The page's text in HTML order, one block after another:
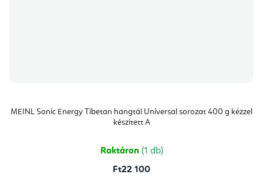
MEINL Sonic Energy Tibetan hangtál Universal sorozat 400 g kézzel
készített A
Raktáron (1 db)
Ft22 100